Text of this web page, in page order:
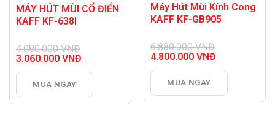
MÁY HÚT MÙI CỔ ĐIỂN
KAFF KF-638I
4.080.000VNĐ
Giá
là:
4.080.000 VNĐ.
3.060.000 VNĐ
hiện
là:
3.060.000 VNĐ.
MUA NGAY
Máy Hút Mùi Kính Cong
KAFF KF-GB905
6.880.000VNĐ
Giá
là:
6.880.000 VNĐ.
4.800.000 VNĐ
hiện
là:
4.800.000 VNĐ.
MUA NGAY